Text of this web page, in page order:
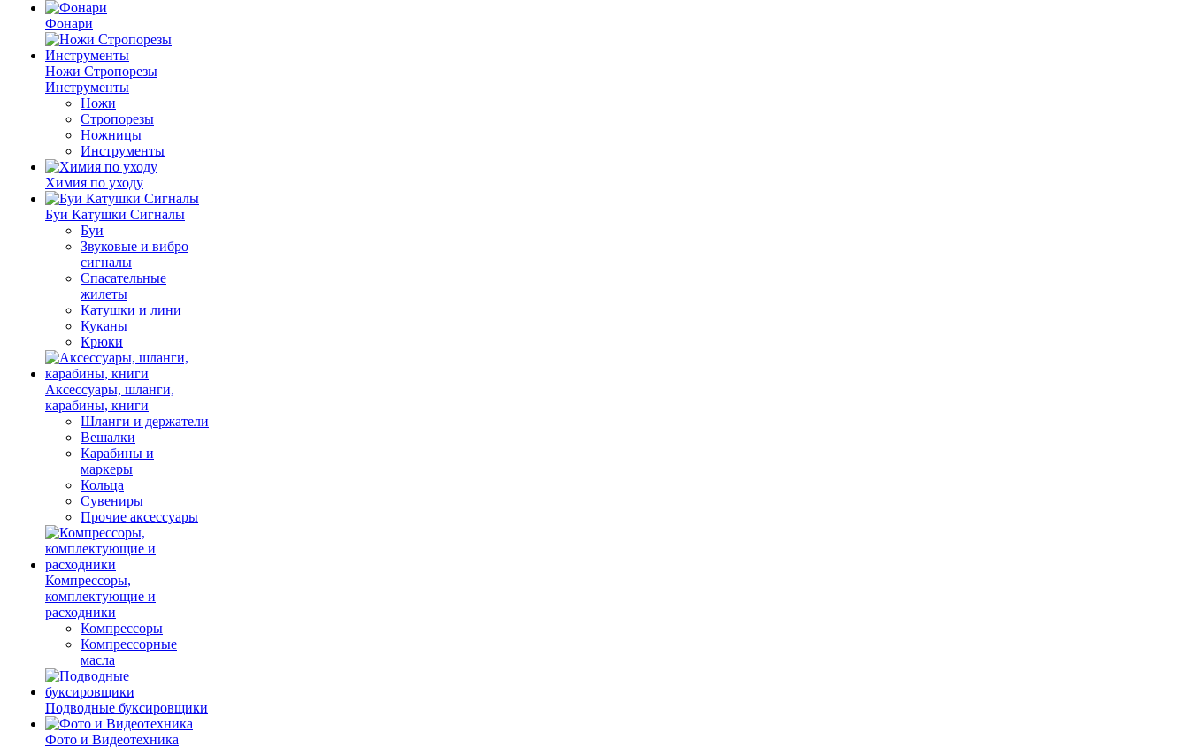
Фонари
Ножи Стропорезы
Инструменты
Ножи
Стропорезы
Ножницы
Инструменты
Химия по уходу
Буи Катушки Сигналы
Буи
Звуковые и вибро
сигналы
Спасательные
жилеты
Катушки и лини
Куканы
Крюки
Аксессуары, шланги,
карабины, книги
Шланги и держатели
Вешалки
Карабины и
маркеры
Кольца
Сувениры
Прочие аксессуары
Компрессоры,
комплектующие и
расходники
Компрессоры
Компрессорные
масла
Подводные буксировщики
Фото и Видеотехника